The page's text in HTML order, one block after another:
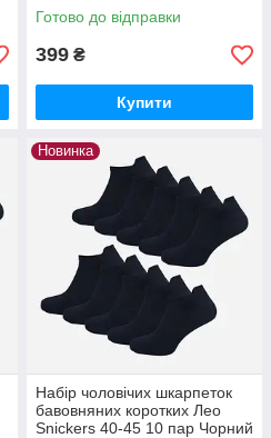
Готово до відправки
399 ₴
Купити
Новинка
Набір чоловічих шкарпеток
бавовняних коротких Лео
Snickers 40-45 10 пар Чорний